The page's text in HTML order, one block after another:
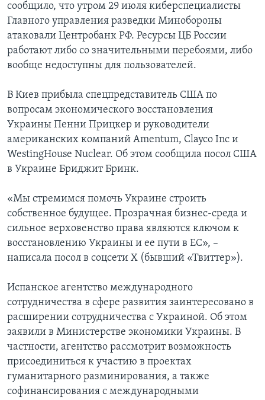
сообщило, что утром 29 июля киберспециалисты
Главного управления разведки Минобороны
атаковали Центробанк РФ. Ресурсы ЦБ России
работают либо со значительными перебоями, либо
вообще недоступны для пользователей.
В Киев прибыла спецпредставитель США по
вопросам экономического восстановления
Украины Пенни Прицкер и руководители
американских компаний Amentum, Clayco Inc и
WestingHouse Nuclear. Об этом сообщила посол США
в Украине Бриджит Бринк.
«Мы стремимся помочь Украине строить
собственное будущее. Прозрачная бизнес-среда и
сильное верховенство права являются ключом к
восстановлению Украины и ее пути в ЕС», –
написала посол в соцсети Х (бывший «Твиттер»).
Испанское агентство международного
сотрудничества в сфере развития заинтересовано в
расширении сотрудничества с Украиной. Об этом
заявили в Министерстве экономики Украины. В
частности, агентство рассмотрит возможность
присоединиться к участию в проектах
гуманитарного разминирования, а также
софинансирования с международными